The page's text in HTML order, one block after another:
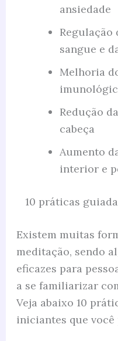
ansiedade
Regulação
sangue e
Melhoria
Redução
cabeça
Aumento
interior e
10 práticas
Existem muitas
meditação, sendo
eficazes para
a se familiarizar
Veja abaixo 10
iniciantes que você